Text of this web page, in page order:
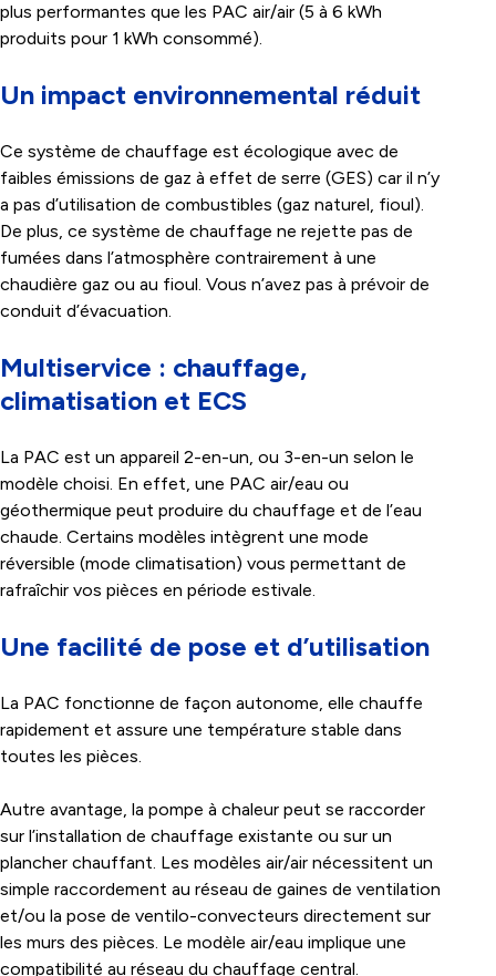
plus performantes que les PAC air/air (5 à 6 kWh
produits pour 1 kWh consommé).
Un impact environnemental réduit
Ce système de chauffage est écologique avec de
faibles émissions de gaz à effet de serre (GES) car il n’y
a pas d’utilisation de combustibles (gaz naturel, fioul).
De plus, ce système de chauffage ne rejette pas de
fumées dans l’atmosphère contrairement à une
chaudière gaz ou au fioul. Vous n’avez pas à prévoir de
conduit d’évacuation.
Multiservice : chauffage,
climatisation et ECS
La PAC est un appareil 2-en-un, ou 3-en-un selon le
modèle choisi. En effet, une PAC air/eau ou
géothermique peut produire du chauffage et de l’eau
chaude. Certains modèles intègrent une mode
réversible (mode climatisation) vous permettant de
rafraîchir vos pièces en période estivale.
Une facilité de pose et d’utilisation
La PAC fonctionne de façon autonome, elle chauffe
rapidement et assure une température stable dans
toutes les pièces.
Autre avantage, la pompe à chaleur peut se raccorder
sur l’installation de chauffage existante ou sur un
plancher chauffant. Les modèles air/air nécessitent un
simple raccordement au réseau de gaines de ventilation
et/ou la pose de ventilo-convecteurs directement sur
les murs des pièces. Le modèle air/eau implique une
compatibilité au réseau du chauffage central.